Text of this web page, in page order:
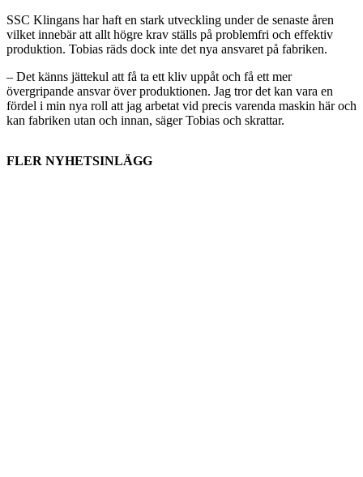
SSC Klingans har haft en stark utveckling under de senaste åren
vilket innebär att allt högre krav ställs på problemfri och effektiv
produktion. Tobias räds dock inte det nya ansvaret på fabriken.
– Det känns jättekul att få ta ett kliv uppåt och få ett mer
övergripande ansvar över produktionen. Jag tror det kan vara en
fördel i min nya roll att jag arbetat vid precis varenda maskin här och
kan fabriken utan och innan, säger Tobias och skrattar.
FLER NYHETSINLÄGG